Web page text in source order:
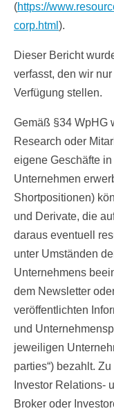
(https://
corp.html ).
Dieser Bericht
verfasst, den wir
Verfügung stellen.
Gemäß §34 WpHG
Research oder
eigene Geschäfte
Unternehmen
Shortpositionen)
und Derivate, die
daraus eventuell
unter Umständen
Unternehmens
dem Newsletter
veröffentlichten
und
jeweiligen
parties“) bezahlt.
Investor Relations-
Broker oder